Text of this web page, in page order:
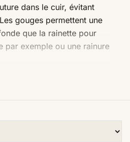
dans le cuir, évitant
gouges permettent une
que la rainette pour
par exemple ou une rainure
en U ou en V, disponibles
: économique,
premium.